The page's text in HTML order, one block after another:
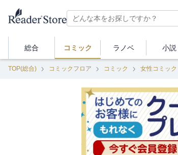
総合 コミック ラノベ 小説
TOP(総合) コミックフロア コミック 女性コミック